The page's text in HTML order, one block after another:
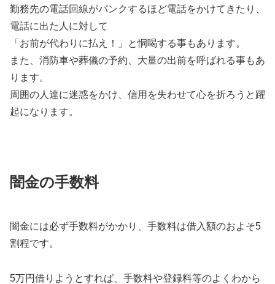
勤務先の電話回線がパンクするほど電話をかけてきたり、
電話に出た人に対して
「お前が代わりに払え！」と恫喝する事もあります。
また、消防車や葬儀の予約、大量の出前を呼ばれる事もあ
ります。
周囲の人達に迷惑をかけ、信用を失わせて心を折ろうと躍
起になります。
闇金の手数料
闇金には必ず手数料がかかり、手数料は借入額のおよそ5
割程です。
5万円借りようとすれば、手数料や登録料等のよくわから